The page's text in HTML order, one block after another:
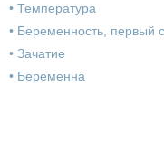
• Температура
• Беременность, первый
• Зачатие
• Беременна